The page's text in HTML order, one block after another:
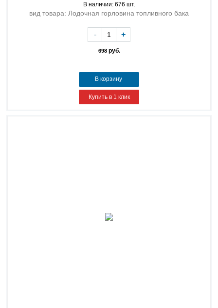
В наличии: 676 шт.
вид товара: Лодочная горловина топливного бака
698руб.
- +
В корзину
Купить в 1 клик